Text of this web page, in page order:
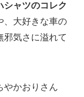
シャツのコレク
、大好きな車の
邪気さに溢れて
やかおりさん